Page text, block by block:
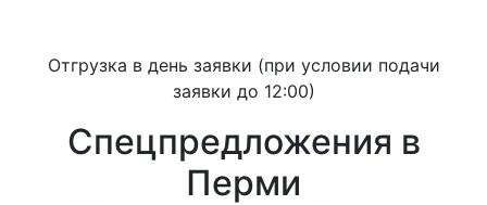
Отгрузка в день заявки (при условии подачи
заявки до 12:00)
Спецпредложения в
Перми